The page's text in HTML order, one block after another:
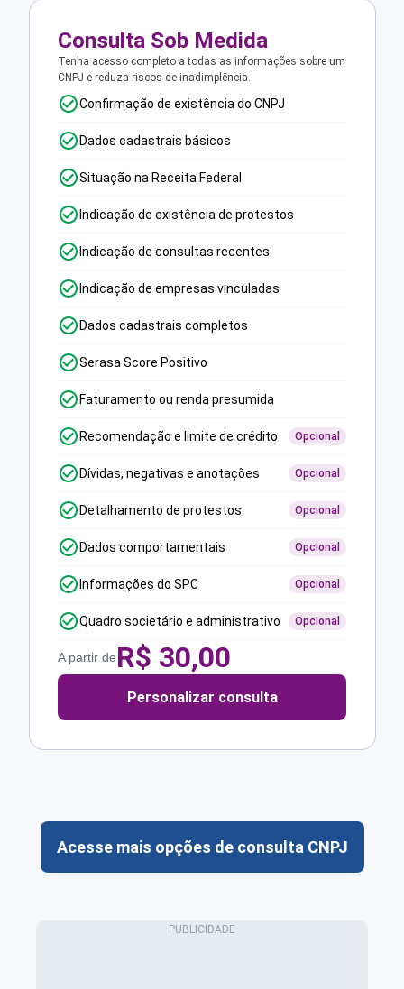
Consulta Sob Medida
Tenha acesso completo a todas as informações sobre um
CNPJ e reduza riscos de inadimplência.
Confirmação de existência do CNPJ
Dados cadastrais básicos
Situação na Receita Federal
Indicação de existência de protestos
Indicação de consultas recentes
Indicação de empresas vinculadas
Dados cadastrais completos
Serasa Score Positivo
Faturamento ou renda presumida
Recomendação e limite de crédito Opcional
Dívidas, negativas e anotações Opcional
Detalhamento de protestos Opcional
Dados comportamentais Opcional
Informações do SPC Opcional
Quadro societário e administrativo Opcional
A partir deR$ 30,00
Personalizar consulta
Acesse mais opções de consulta CNPJ